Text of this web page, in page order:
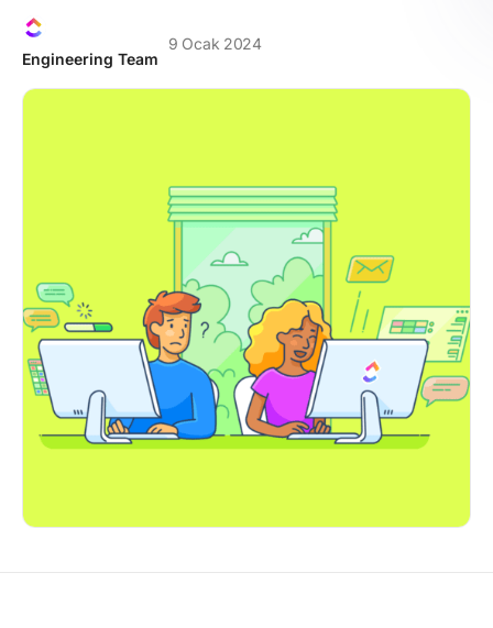
Engineering Team
9 Ocak 2024